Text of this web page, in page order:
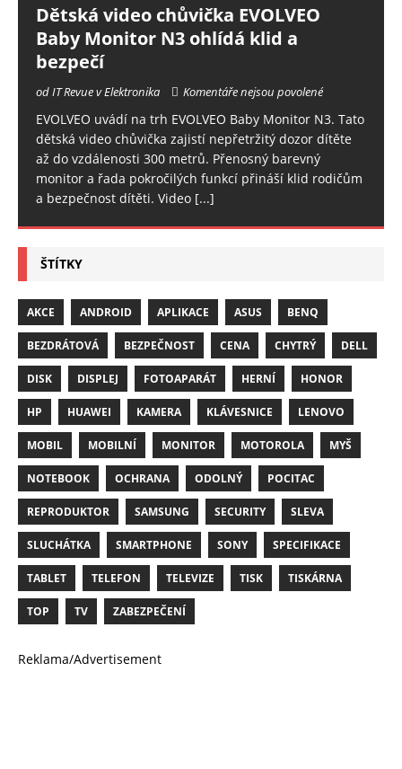
Dětská video chůvička EVOLVEO
Baby Monitor N3 ohlídá klid a
bezpečí
od IT Revue v Elektronika Komentáře nejsou povolené
EVOLVEO uvádí na trh EVOLVEO Baby Monitor N3. Tato
dětská video chůvička zajistí nepřetržitý dozor dítěte
až do vzdálenosti 300 metrů. Přenosný barevný
monitor a řada pokročilých funkcí přináší klid rodičům
a bezpečnost dítěti. Video [...]
ŠTÍTKY
AKCE ANDROID APLIKACE ASUS BENQ
BEZDRÁTOVÁ BEZPEČNOST CENA CHYTRÝ DELL
DISK DISPLEJ FOTOAPARÁT HERNÍ HONOR
HP HUAWEI KAMERA KLÁVESNICE LENOVO
MOBIL MOBILNÍ MONITOR MOTOROLA MYŠ
NOTEBOOK OCHRANA ODOLNÝ POCITAC
REPRODUKTOR SAMSUNG SECURITY SLEVA
SLUCHÁTKA SMARTPHONE SONY SPECIFIKACE
TABLET TELEFON TELEVIZE TISK TISKÁRNA
TOP TV ZABEZPEČENÍ
Reklama/Advertisement